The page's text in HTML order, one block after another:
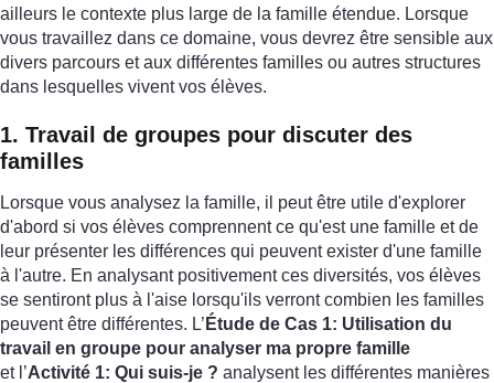
ailleurs le contexte plus large de la famille étendue. Lorsque
vous travaillez dans ce domaine, vous devrez être sensible aux
divers parcours et aux différentes familles ou autres structures
dans lesquelles vivent vos élèves.
1. Travail de groupes pour discuter des
familles
Lorsque vous analysez la famille, il peut être utile d'explorer
d'abord si vos élèves comprennent ce qu'est une famille et de
leur présenter les différences qui peuvent exister d'une famille
à l'autre. En analysant positivement ces diversités, vos élèves
se sentiront plus à l'aise lorsqu'ils verront combien les familles
peuvent être différentes. L’ Étude de Cas 1: Utilisation du
travail en groupe pour analyser ma propre famille
et l’Activité 1: Qui suis-je ? analysent les différentes manières